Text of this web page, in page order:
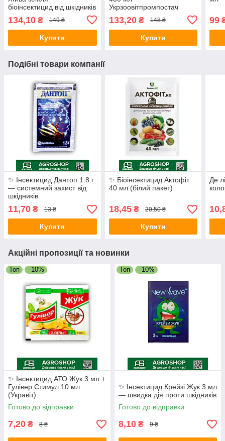
біоінсектицид від шкідників
134,10 ₴ 149 ₴
Купити
Укрзоовітпромпостач
133,20₴ 148 ₴
Купити
99
Подібні товари компанії
✨ Інсектицид Дантоп 1.8 г
— системний захист від
шкідників
11,70 ₴ 13 ₴
Купити
✨ Біоінсектицид Актофіт
40 мл (білий пакет)
18,45₴ 20,50 ₴
Купити
Де
Акційні пропозиції та новинки
Топ –10%
✨ Інсектицид АТО Жук 3 мл +
Гулівер Стимул 10 мл
(Укравіт)
Готово до відправки
7,20 ₴ 8 ₴
Топ –10%
✨ Інсектицид Крейзі Жук 3 мл
— швидка дія проти шкідників
Готово до відправки
8,10 ₴ 9 ₴